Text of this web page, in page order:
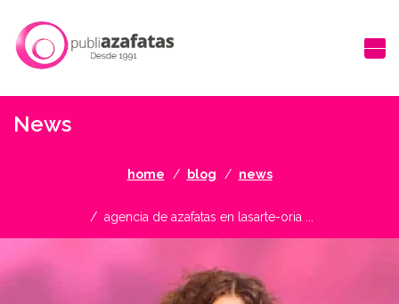
News
home blog news
agencia de azafatas en lasarte-oria ...